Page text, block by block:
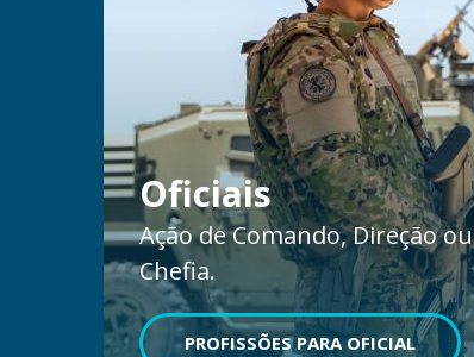
Oficiais
Ação de Comando, Direção ou
Chefia.
PROFISSÕES PARA OFICIAL